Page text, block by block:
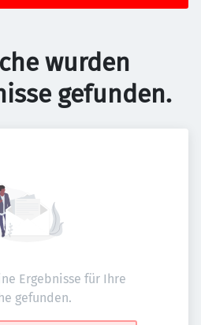
wurden
gefunden.
Ergebnisse für Ihre
gefunden.